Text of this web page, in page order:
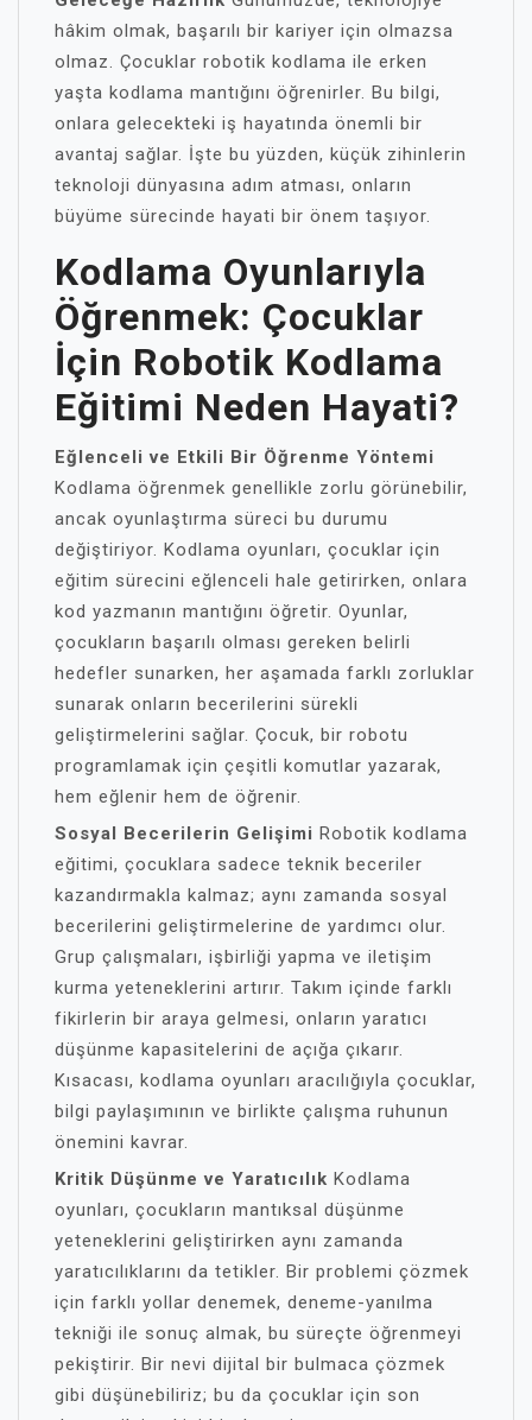
hâkim olmak, başarılı bir kariyer için olmazsa
olmaz. Çocuklar robotik kodlama ile erken
yaşta kodlama mantığını öğrenirler. Bu bilgi,
onlara gelecekteki iş hayatında önemli bir
avantaj sağlar. İşte bu yüzden, küçük zihinlerin
teknoloji dünyasına adım atması, onların
büyüme sürecinde hayati bir önem taşıyor.
Kodlama Oyunlarıyla
Öğrenmek: Çocuklar
İçin Robotik Kodlama
Eğitimi Neden Hayati?
Eğlenceli ve Etkili Bir Öğrenme Yöntemi
Kodlama öğrenmek genellikle zorlu görünebilir,
ancak oyunlaştırma süreci bu durumu
değiştiriyor. Kodlama oyunları, çocuklar için
eğitim sürecini eğlenceli hale getirirken, onlara
kod yazmanın mantığını öğretir. Oyunlar,
çocukların başarılı olması gereken belirli
hedefler sunarken, her aşamada farklı zorluklar
sunarak onların becerilerini sürekli
geliştirmelerini sağlar. Çocuk, bir robotu
programlamak için çeşitli komutlar yazarak,
hem eğlenir hem de öğrenir.
Sosyal Becerilerin Gelişimi Robotik kodlama
eğitimi, çocuklara sadece teknik beceriler
kazandırmakla kalmaz; aynı zamanda sosyal
becerilerini geliştirmelerine de yardımcı olur.
Grup çalışmaları, işbirliği yapma ve iletişim
kurma yeteneklerini artırır. Takım içinde farklı
fikirlerin bir araya gelmesi, onların yaratıcı
düşünme kapasitelerini de açığa çıkarır.
Kısacası, kodlama oyunları aracılığıyla çocuklar,
bilgi paylaşımının ve birlikte çalışma ruhunun
önemini kavrar.
Kritik Düşünme ve Yaratıcılık Kodlama
oyunları, çocukların mantıksal düşünme
yeteneklerini geliştirirken aynı zamanda
yaratıcılıklarını da tetikler. Bir problemi çözmek
için farklı yollar denemek, deneme-yanılma
tekniği ile sonuç almak, bu süreçte öğrenmeyi
pekiştirir. Bir nevi dijital bir bulmaca çözmek
gibi düşünebiliriz; bu da çocuklar için son